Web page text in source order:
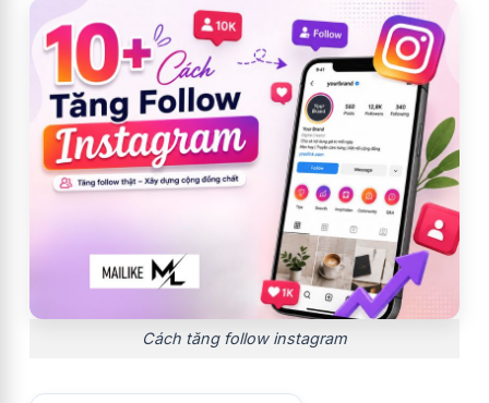
Cách tăng follow instagram